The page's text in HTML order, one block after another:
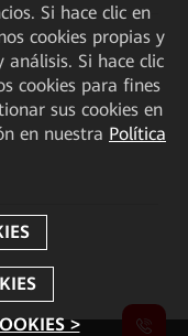
Si hace clic en
cookies propias y
Si hace clic
cookies para fines
sus cookies en
en nuestra Política
>